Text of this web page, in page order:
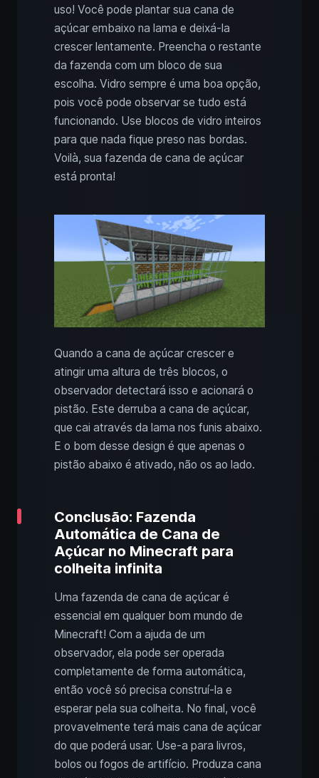
uso! Você pode plantar sua cana de
açúcar embaixo na lama e deixá-la
crescer lentamente. Preencha o restante
da fazenda com um bloco de sua
escolha. Vidro sempre é uma boa opção,
pois você pode observar se tudo está
funcionando. Use blocos de vidro inteiros
para que nada fique preso nas bordas.
Voilà, sua fazenda de cana de açúcar
está pronta!
Quando a cana de açúcar crescer e
atingir uma altura de três blocos, o
observador detectará isso e acionará o
pistão. Este derruba a cana de açúcar,
que cai através da lama nos funis abaixo.
E o bom desse design é que apenas o
pistão abaixo é ativado, não os ao lado.
Conclusão: Fazenda
Automática de Cana de
Açúcar no Minecraft para
colheita infinita
Uma fazenda de cana de açúcar é
essencial em qualquer bom mundo de
Minecraft! Com a ajuda de um
observador, ela pode ser operada
completamente de forma automática,
então você só precisa construí-la e
esperar pela sua colheita. No final, você
provavelmente terá mais cana de açúcar
do que poderá usar. Use-a para livros,
bolos ou fogos de artifício. Produza cana